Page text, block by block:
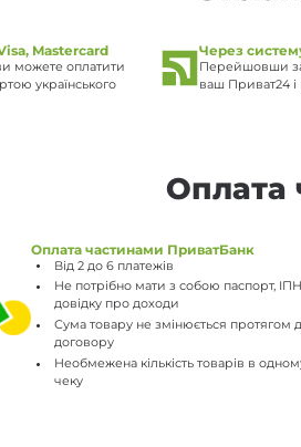
Mastercard
можете оплатити
українського
Через
Перейшовши за
ваш Приват24 і
Оплата
Оплата частинами ПриватБанк
Від 2 до 6 платежів
Не потрібно мати з собою паспорт,
довідку про доходи
Сума товару не змінюється протягом
договору
Необмежена кількість товарів в
чеку